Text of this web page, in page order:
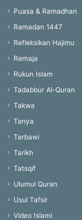
Puasa & Ramadhan
Ramadan 1447
Refleksikan Hajimu
Remaja
Rukun Islam
Tadabbur Al-Quran
Takwa
Tanya
Tarbawi
Tarikh
Tatsqif
Ulumul Quran
Usul Tafsir
Video Islami